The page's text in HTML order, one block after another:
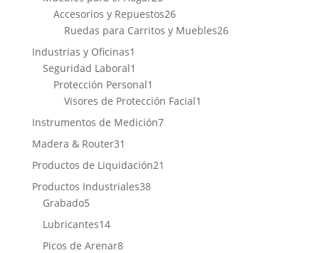
productos
Accesorios y Repuestos2626
productos
Ruedas para Carritos y Muebles2626
Industrias y Oficinas1
Seguridad Laboral1
producto
Protección Personal1
producto
Visores de Protección Facial1
Instrumentos de Medición77
Madera & Router31
productos
Productos de Liquidación21
Productos Industriales3838
Grabado55
productos
Lubricantes1414
productos
Picos de Arenar88